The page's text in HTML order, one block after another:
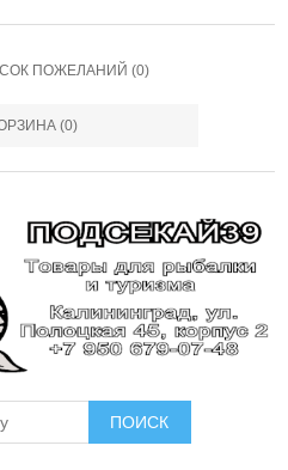
ПОЖЕЛАНИЙ (0)
(0)
ПОИСК